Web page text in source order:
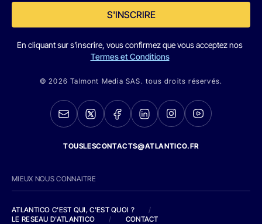
S'INSCRIRE
En cliquant sur s'inscrire, vous confirmez que vous acceptez nos
Termes et Conditions
© 2026 Talmont Media SAS. tous droits réservés.
TOUSLESCONTACTS@ATLANTICO.FR
MIEUX NOUS CONNAITRE
ATLANTICO C'EST QUI, C'EST QUOI ?
/
LE RESEAU D'ATLANTICO
/ CONTACT